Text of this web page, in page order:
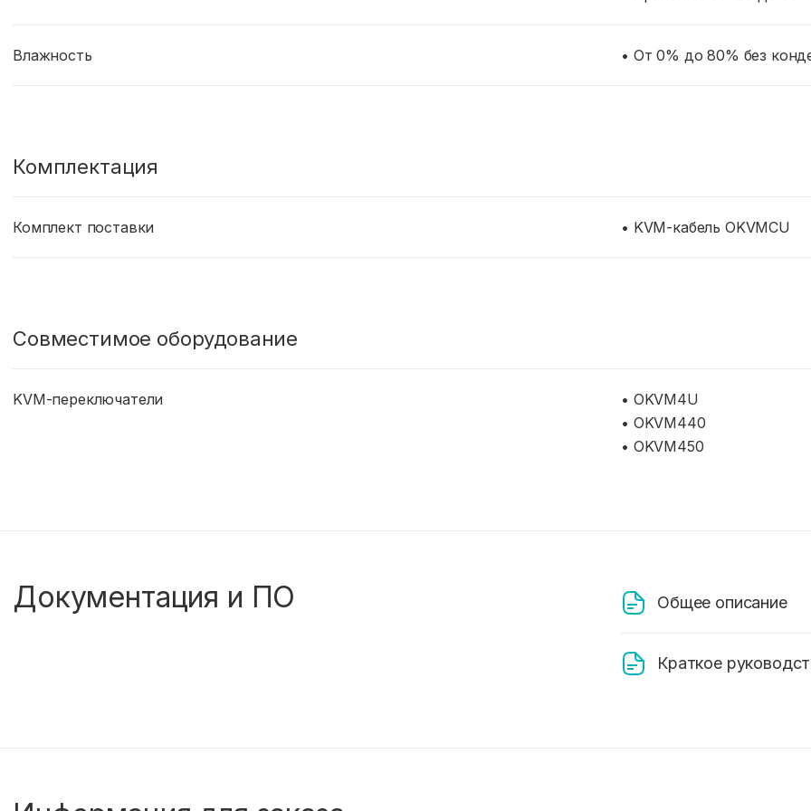
Влажность • От 0% до 80% без
Комплектация
Комплект поставки • KVM-кабель OKVMCU
Совместимое оборудование
KVM-переключатели
• OKVM4U
• OKVM440
• OKVM450
Документация и ПО Общее описание
Краткое